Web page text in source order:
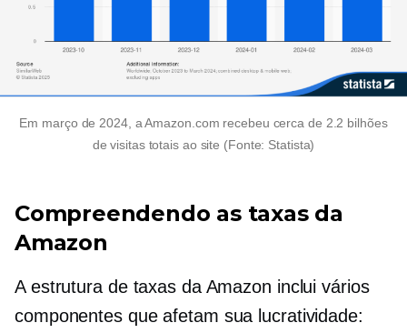
Em março de 2024, a Amazon.com recebeu cerca de 2.2 bilhões
de visitas totais ao site (Fonte: Statista)
Compreendendo as taxas da
Amazon
A estrutura de taxas da Amazon inclui vários
componentes que afetam sua lucratividade: